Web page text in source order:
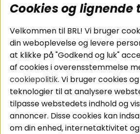
Populære sider
Pakkeløsninger
Bilstereo
Højttalere
Forstærker
Smartphone
Tilbehør
Kabler
Retur
Cookies og lignende
Velkommen til BRL! Vi bruger
din weboplevelse og levere
at klikke på "Godkend og luk"
af cookies i overensstemmelse
cookiepolitik. Vi bruger cookies
teknologier til at analysere
tilpasse webstedets indhold og
annoncer. Disse cookies kan
om din enhed, internetaktivitet